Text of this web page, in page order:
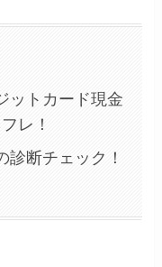
ットカード現金
レ！
診断チェック！